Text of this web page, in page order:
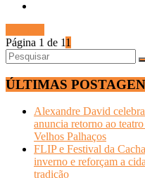
Página 1 de 11
ÚLTIMAS
Alexandre David
anuncia retorno ao
Velhos Palhaços
FLIP e Festival da
inverno e reforçam a
tradição